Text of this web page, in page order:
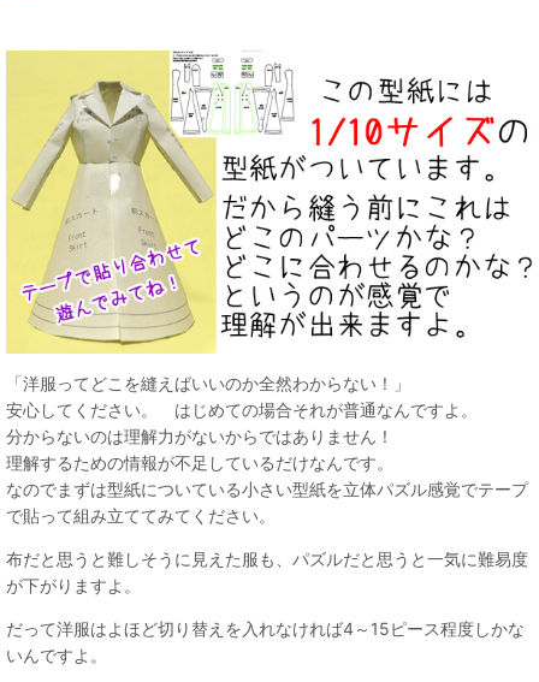
「洋服ってどこを縫えばいいのか全然わからない！」
安心してください。 はじめての場合それが普通なんですよ。
分からないのは理解力がないからではありません！
理解するための情報が不足しているだけなんです。
なのでまずは型紙についている小さい型紙を立体パズル感覚でテープ
で貼って組み立ててみてください。
布だと思うと難しそうに見えた服も、パズルだと思うと一気に難易度
が下がりますよ。
だって洋服はよほど切り替えを入れなければ4～15ピース程度しかな
いんですよ。